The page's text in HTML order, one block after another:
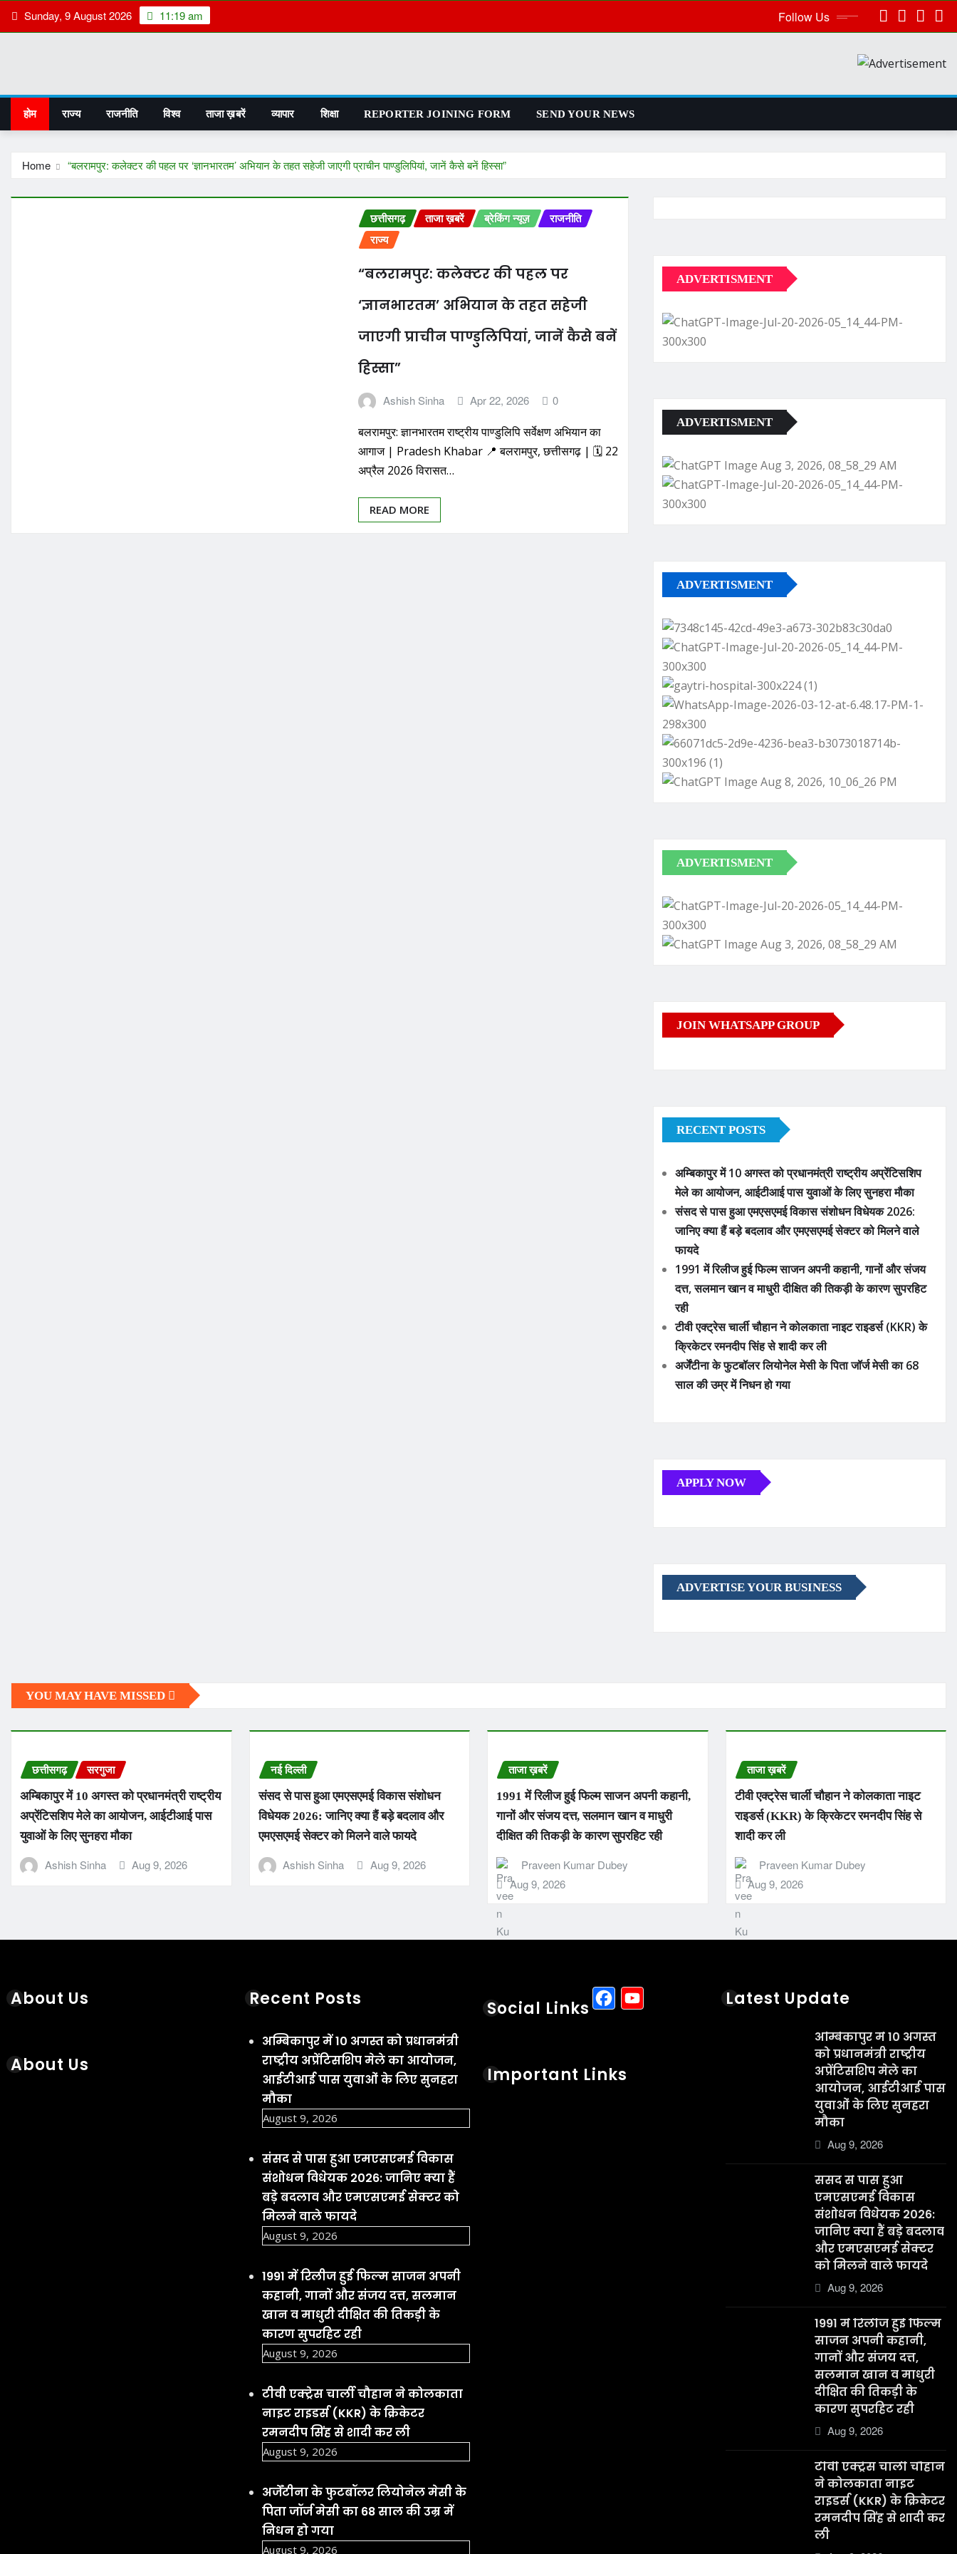
Skip Sunday, 9 August 2026 11:19 am Follow Us
होम राज्य राजनीति विश्व ताजा ख़बरें व्यापार शिक्षा REPORTER JOINING FORM SEND YOUR NEWS
Home “बलरामपुर: कलेक्टर की पहल पर ‘ज्ञानभारतम’ अभियान के तहत सहेजी जाएगी प्राचीन पाण्डुलिपियां, जानें कैसे बनें हिस्सा”
छत्तीसगढ़ ताजा ख़बरें ब्रेकिंग न्यूज़
राजनीति
राज्य
“बलरामपुर: कलेक्टर की पहल पर
‘ज्ञानभारतम’ अभियान के तहत सहेजी
जाएगी प्राचीन पाण्डुलिपियां, जानें कैसे बनें
हिस्सा”
Ashish Sinha Apr 22, 2026 0
बलरामपुर: ज्ञानभारतम राष्ट्रीय पाण्डुलिपि सर्वेक्षण अभियान का
आगाज | Pradesh Khabar 📍 बलरामपुर, छत्तीसगढ़ | 🗓️ 22
अप्रैल 2026 विरासत…
READ MORE
ADVERTISMENT
ADVERTISMENT
ADVERTISMENT
ADVERTISMENT
JOIN WHATSAPP GROUP
RECENT POSTS
अम्बिकापुर में 10 अगस्त को प्रधानमंत्री राष्ट्रीय अप्रेंटिसशिप
मेले का आयोजन, आईटीआई पास युवाओं के लिए सुनहरा मौका
संसद से पास हुआ एमएसएमई विकास संशोधन विधेयक 2026:
जानिए क्या हैं बड़े बदलाव और एमएसएमई सेक्टर को मिलने वाले
फायदे
1991 में रिलीज हुई फिल्म साजन अपनी कहानी, गानों और संजय
दत्त, सलमान खान व माधुरी दीक्षित की तिकड़ी के कारण सुपरहिट
रही
टीवी एक्ट्रेस चार्ली चौहान ने कोलकाता नाइट राइडर्स (KKR) के
क्रिकेटर रमनदीप सिंह से शादी कर ली
अर्जेंटीना के फुटबॉलर लियोनेल मेसी के पिता जॉर्ज मेसी का 68
साल की उम्र में निधन हो गया
APPLY NOW
ADVERTISE YOUR BUSINESS
YOU MAY HAVE MISSED
छत्तीसगढ़ सरगुजा
अम्बिकापुर में 10 अगस्त को प्रधानमंत्री राष्ट्रीय
अप्रेंटिसशिप मेले का आयोजन, आईटीआई पास
युवाओं के लिए सुनहरा मौका
Ashish Sinha Aug 9, 2026
नई दिल्ली
संसद से पास हुआ एमएसएमई विकास संशोधन
विधेयक 2026: जानिए क्या हैं बड़े बदलाव और
एमएसएमई सेक्टर को मिलने वाले फायदे
Ashish Sinha Aug 9, 2026
ताजा ख़बरें
1991 में रिलीज हुई फिल्म साजन अपनी कहानी,
गानों और संजय दत्त, सलमान खान व माधुरी
दीक्षित की तिकड़ी के कारण सुपरहिट रही
Praveen Kumar Dubey
Aug 9, 2026
ताजा ख़बरें
टीवी एक्ट्रेस चार्ली चौहान ने कोलकाता नाइट
राइडर्स (KKR) के क्रिकेटर रमनदीप सिंह से
शादी कर ली
Praveen Kumar Dubey
Aug 9, 2026
About Us
About Us
Recent Posts
अम्बिकापुर में 10 अगस्त को प्रधानमंत्री
राष्ट्रीय अप्रेंटिसशिप मेले का आयोजन,
आईटीआई पास युवाओं के लिए सुनहरा
मौका
August 9, 2026
संसद से पास हुआ एमएसएमई विकास
संशोधन विधेयक 2026: जानिए क्या हैं
बड़े बदलाव और एमएसएमई सेक्टर को
मिलने वाले फायदे
August 9, 2026
1991 में रिलीज हुई फिल्म साजन अपनी
कहानी, गानों और संजय दत्त, सलमान
खान व माधुरी दीक्षित की तिकड़ी के
कारण सुपरहिट रही
August 9, 2026
टीवी एक्ट्रेस चार्ली चौहान ने कोलकाता
नाइट राइडर्स (KKR) के क्रिकेटर
रमनदीप सिंह से शादी कर ली
August 9, 2026
अर्जेंटीना के फुटबॉलर लियोनेल मेसी के
पिता जॉर्ज मेसी का 68 साल की उम्र में
निधन हो गया
August 9, 2026
Social Links FacebookYouTube
Important Links
Latest Update
अम्बिकापुर में 10 अगस्त
को प्रधानमंत्री राष्ट्रीय
अप्रेंटिसशिप मेले का
आयोजन, आईटीआई पास
युवाओं के लिए सुनहरा
मौका
Aug 9, 2026
संसद से पास हुआ
एमएसएमई विकास
संशोधन विधेयक 2026:
जानिए क्या हैं बड़े बदलाव
और एमएसएमई सेक्टर
को मिलने वाले फायदे
Aug 9, 2026
1991 में रिलीज हुई फिल्म
साजन अपनी कहानी,
गानों और संजय दत्त,
सलमान खान व माधुरी
दीक्षित की तिकड़ी के
कारण सुपरहिट रही
Aug 9, 2026
टीवी एक्ट्रेस चार्ली चौहान
ने कोलकाता नाइट
राइडर्स (KKR) के क्रिकेटर
रमनदीप सिंह से शादी कर
ली